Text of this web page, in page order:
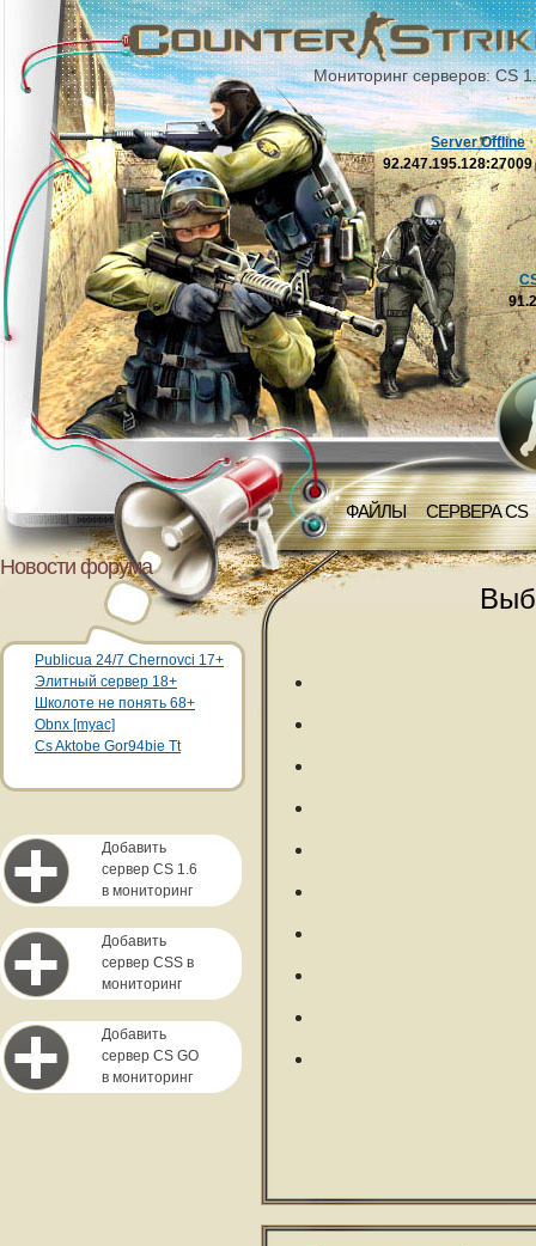
Мониторинг серверов: CS
ФАЙЛЫ СЕРВЕРА CS
Server Offline
92.247.195.128:27009
Новости форума
Publicua 24/7 Chernovci 17+
Элитный сервер 18+
Школоте не понять 68+
Obnx [myac]
Cs Aktobe Gor94bie Tt
Добавить
сервер CS 1.6
в мониторинг
Добавить
сервер CSS в
мониторинг
Добавить
сервер CS GO
в мониторинг